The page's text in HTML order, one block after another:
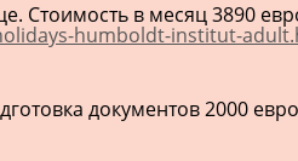
Стоимость в месяц 3890
humboldt-institut-
документов 2000